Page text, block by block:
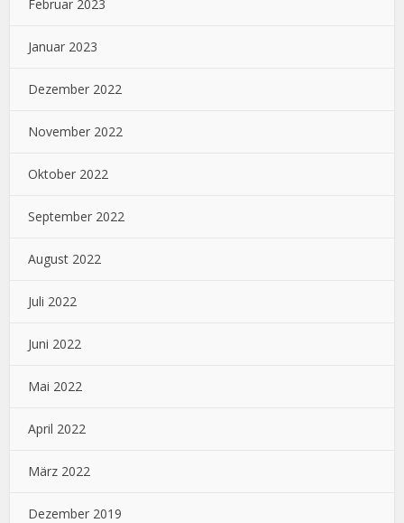
Februar 2023
Januar 2023
Dezember 2022
November 2022
Oktober 2022
September 2022
August 2022
Juli 2022
Juni 2022
Mai 2022
April 2022
März 2022
Dezember 2019